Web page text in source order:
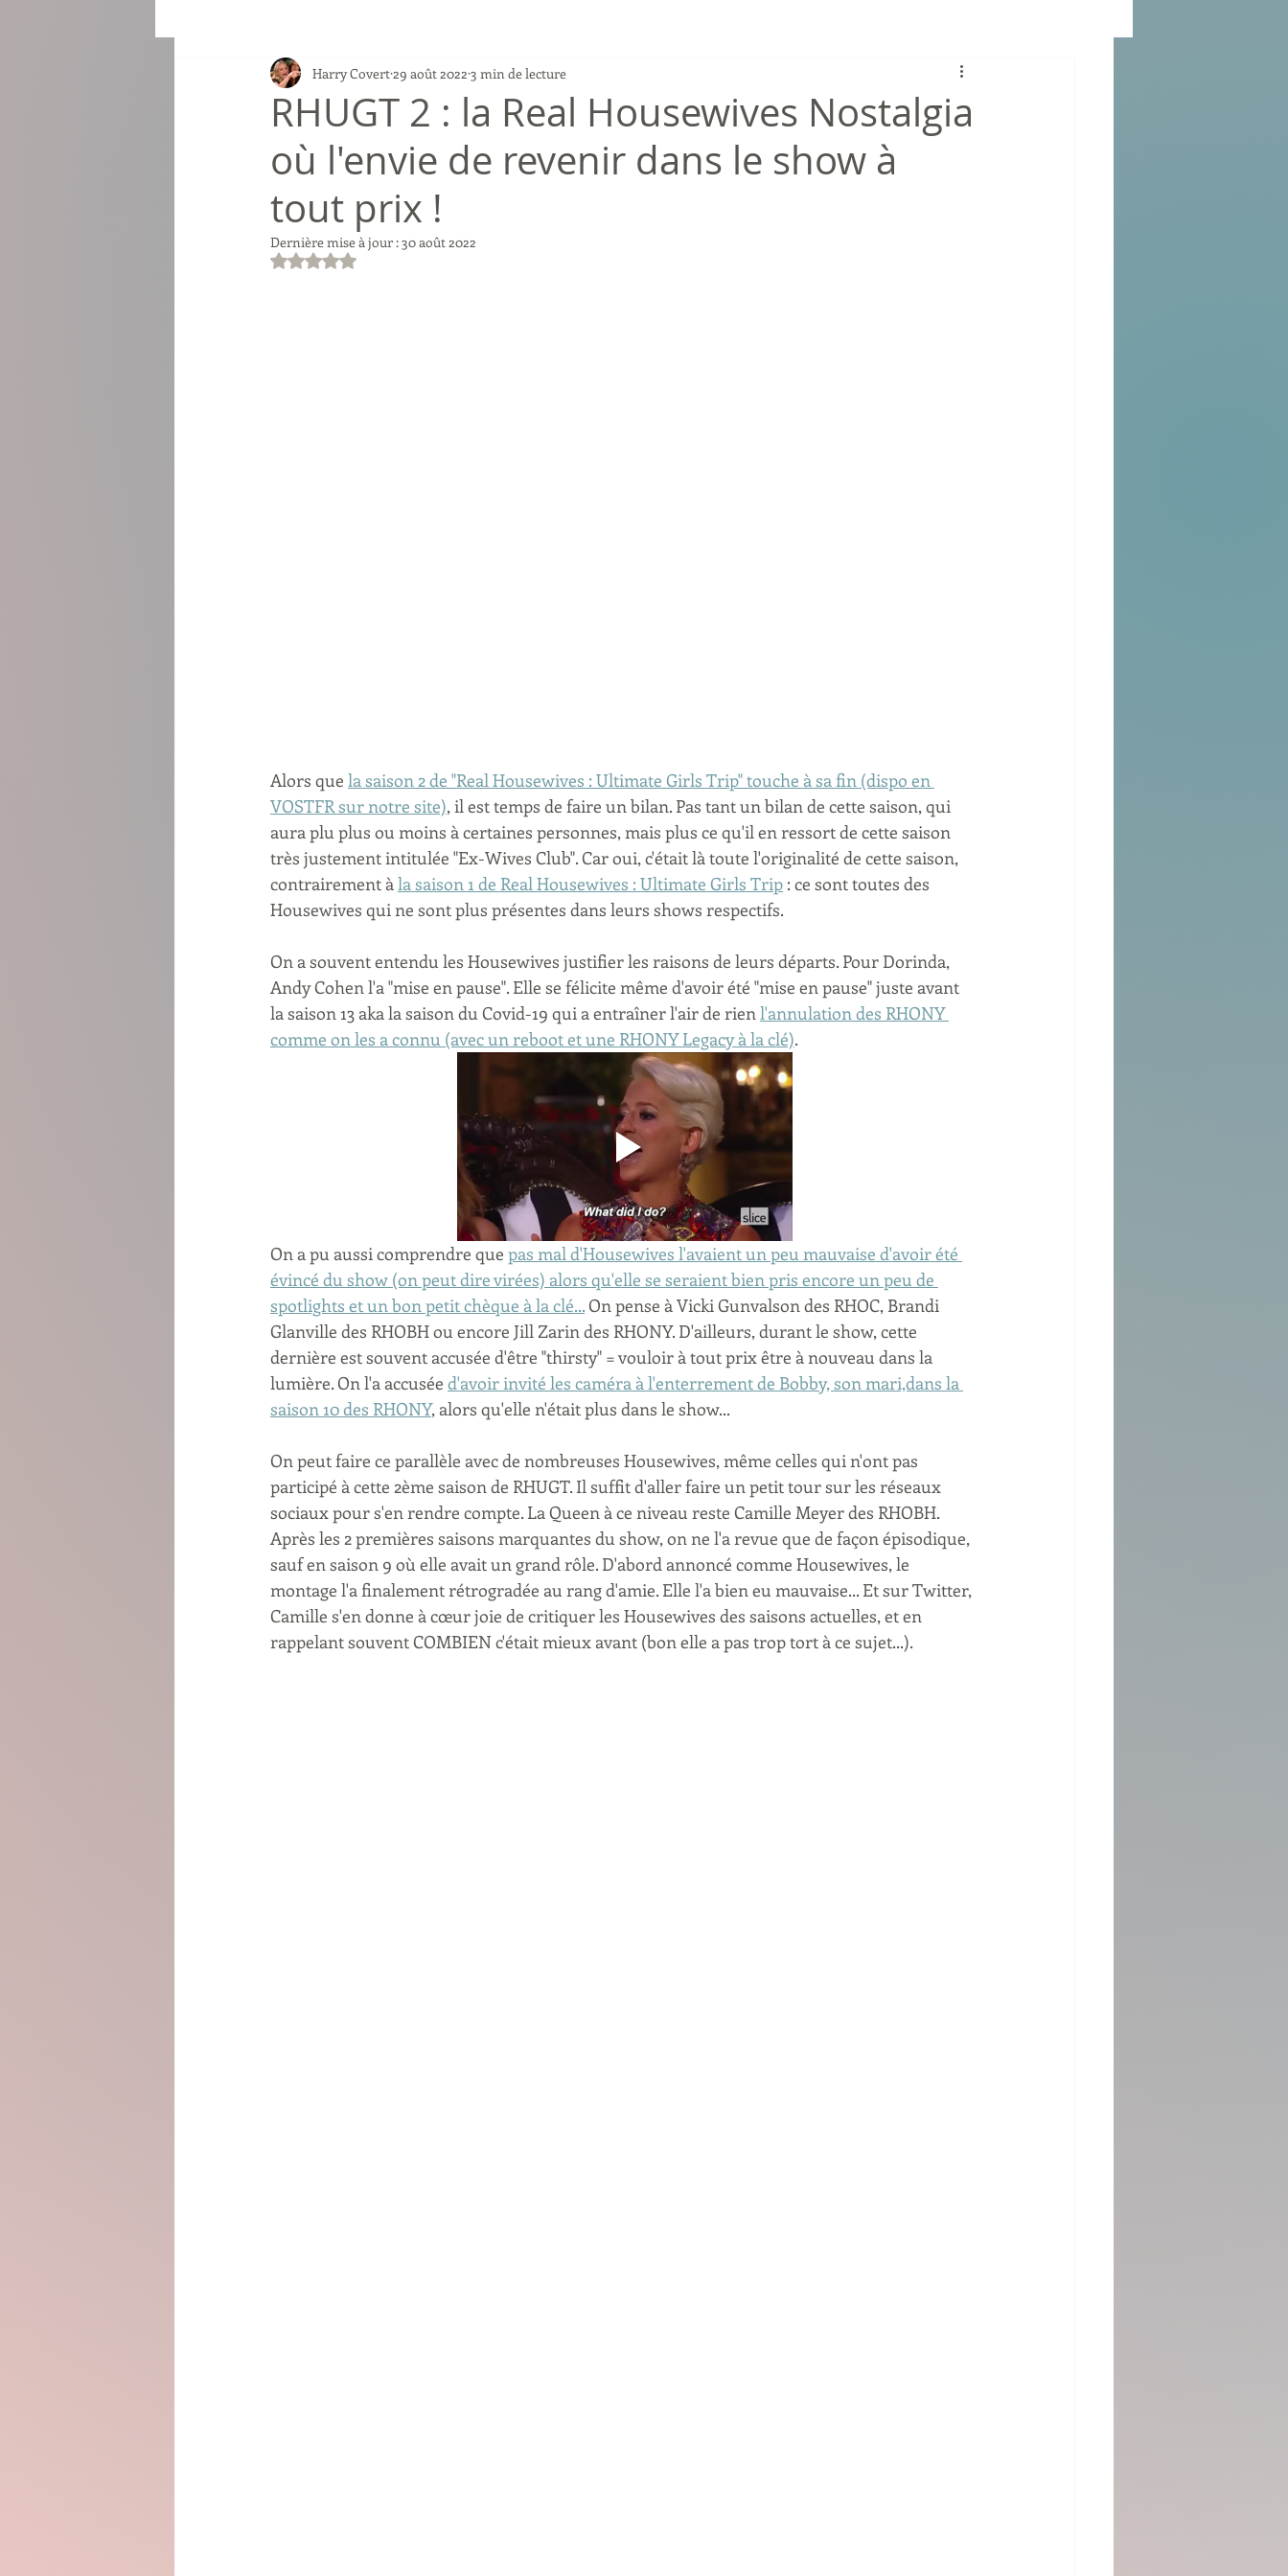
RHUGT 2 : la Real Housewives Nostalgia
où l'envie de revenir dans le show à
tout prix !
Harry Covert 29 août 2022 3 min de lecture
Dernière mise à jour :30 août 2022
Noté NaN étoiles sur 5.
Alors que la saison 2 de "Real Housewives : Ultimate Girls Trip" touche à sa fin (dispo en
VOSTFR sur notre site), il est temps de faire un bilan. Pas tant un bilan de cette saison, qui
aura plu plus ou moins à certaines personnes, mais plus ce qu'il en ressort de cette saison
très justement intitulée "Ex-Wives Club". Car oui, c'était là toute l'originalité de cette saison,
contrairement à la saison 1 de Real Housewives : Ultimate Girls Trip : ce sont toutes des
Housewives qui ne sont plus présentes dans leurs shows respectifs.
On a souvent entendu les Housewives justifier les raisons de leurs départs. Pour Dorinda,
Andy Cohen l'a "mise en pause". Elle se félicite même d'avoir été "mise en pause" juste avant
la saison 13 aka la saison du Covid-19 qui a entraîner l'air de rien l'annulation des RHONY
comme on les a connu (avec un reboot et une RHONY Legacy à la clé).
On a pu aussi comprendre que pas mal d'Housewives l'avaient un peu mauvaise d'avoir été
évincé du show (on peut dire virées) alors qu'elle se seraient bien pris encore un peu de
spotlights et un bon petit chèque à la clé... On pense à Vicki Gunvalson des RHOC, Brandi
Glanville des RHOBH ou encore Jill Zarin des RHONY. D'ailleurs, durant le show, cette
dernière est souvent accusée d'être "thirsty" = vouloir à tout prix être à nouveau dans la
lumière. On l'a accusée d'avoir invité les caméra à l'enterrement de Bobby, son mari,dans la
saison 10 des RHONY, alors qu'elle n'était plus dans le show...
On peut faire ce parallèle avec de nombreuses Housewives, même celles qui n'ont pas
participé à cette 2ème saison de RHUGT. Il suffit d'aller faire un petit tour sur les réseaux
sociaux pour s'en rendre compte. La Queen à ce niveau reste Camille Meyer des RHOBH.
Après les 2 premières saisons marquantes du show, on ne l'a revue que de façon épisodique,
sauf en saison 9 où elle avait un grand rôle. D'abord annoncé comme Housewives, le
montage l'a finalement rétrogradée au rang d'amie. Elle l'a bien eu mauvaise... Et sur Twitter,
Camille s'en donne à cœur joie de critiquer les Housewives des saisons actuelles, et en
rappelant souvent COMBIEN c'était mieux avant (bon elle a pas trop tort à ce sujet...).